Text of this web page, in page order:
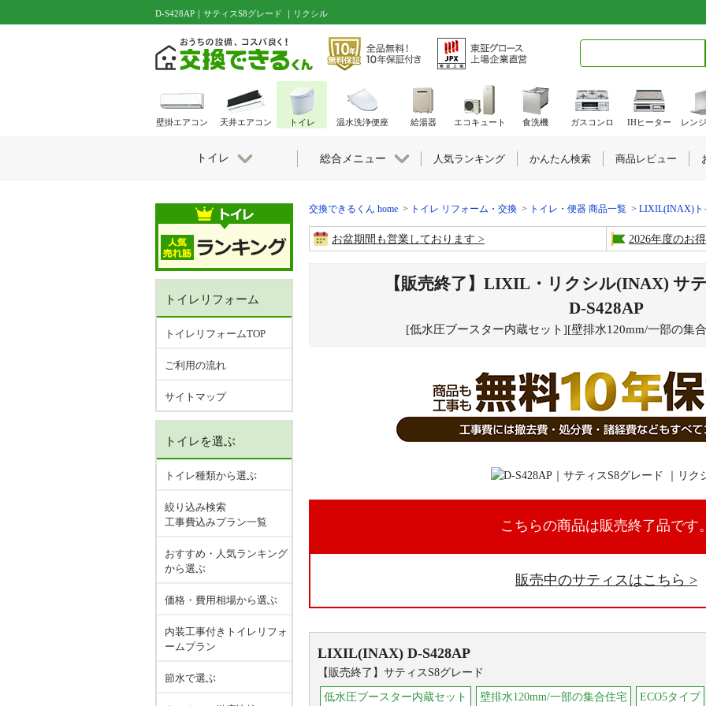
D-S428AP｜サティスS8グレード ｜リクシル
交換できるくん home トイレ リフォーム・交換 トイレ・便器 商品一覧 LIXIL(INAX)ト
お盆期間も営業しております 2026年度のお
【販売終了】LIXIL・リクシル(INAX) サ
D-S428AP
[低水圧ブースター内蔵セット][壁排水120mm/一部の集
こちらの商品は販売終了品です
販売中のサティスはこちら
LIXIL(INAX) D-S428AP
【販売終了】サティスS8グレード
低水圧ブースター内蔵セット 壁排水120mm/一部の集合住宅 ECO5タイプ
トイレリフォーム
トイレリフォームTOP
ご利用の流れ
サイトマップ
トイレを選ぶ
トイレ種類から選ぶ
絞り込み検索
工事費込みプラン一覧
おすすめ・人気ランキング
から選ぶ
価格・費用相場から選ぶ
内装工事付きトイレリフォ
ームプラン
節水で選ぶ
壁掛エアコン 天井エアコン トイレ 温水洗浄便座 給湯器 エコキュート 食洗機 ガスコンロ IHヒーター レン
トイレ 総合メニュー 人気ランキング かんたん検索 商品レビュー